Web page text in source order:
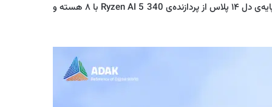
طراحی ۲ در ۱ را معرفی و به بازار عرضه کرده است. این نسخه با قیمت پایه ۸۵۰ دلار به فروش می‌رسد. بر اساس اعلام رسمی شرکت، مدل پایه‌ی دل ۱۴ پلاس از پردازنده‌ی Ryzen AI 5 340 با ۸ هسته و